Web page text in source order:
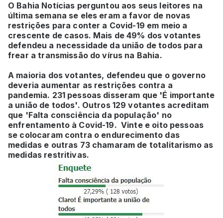
O Bahia Notícias perguntou aos seus leitores na
última semana se eles eram a favor de novas
restrições para conter a Covid-19 em meio a
crescente de casos. Mais de 49% dos votantes
defendeu a necessidade da união de todos para
frear a transmissão do vírus na Bahia.
A maioria dos votantes, defendeu que o governo
deveria aumentar as restrições contra a
pandemia. 231 pessoas disseram que 'É importante
a união de todos'. Outros 129 votantes acreditam
que 'Falta consciência da população' no
enfrentamento à Covid-19. Vinte e oito pessoas
se colocaram contra o endurecimento das
medidas e outras 73 chamaram de totalitarismo as
medidas restritivas.